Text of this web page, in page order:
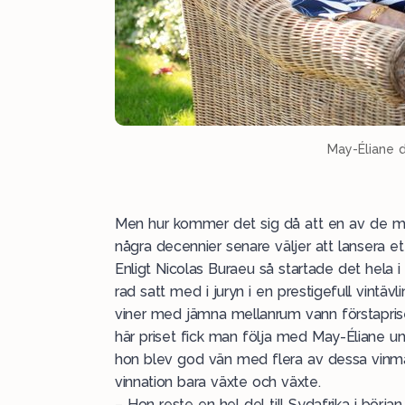
May-Éliane
Men hur kommer det sig då att en av de
några decennier senare väljer att lansera
Enligt Nicolas Buraeu så startade det
rad satt med i juryn i en prestigefull
viner med jämna mellanrum vann
här priset fick man följa med May-Éliane
hon blev god vän med flera av dessa
vinnation bara växte och växte.